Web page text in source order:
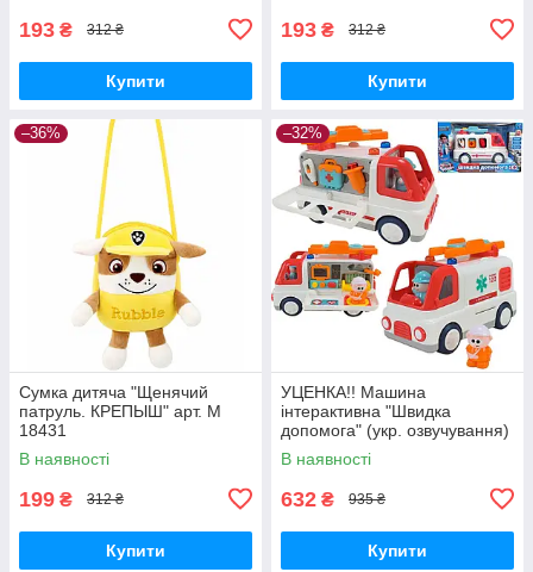
193 ₴ 312 ₴
Купити
193 ₴ 312 ₴
Купити
–36%
Сумка дитяча "Щенячий
патруль. КРЕПЫШ" арт. M
18431
В наявності
199 ₴ 312 ₴
Купити
–32%
УЦЕНКА!! Машина
інтерактивна "Швидка
допомога" (укр. озвучування)
арт. 46349
В наявності
632 ₴ 935 ₴
Купити